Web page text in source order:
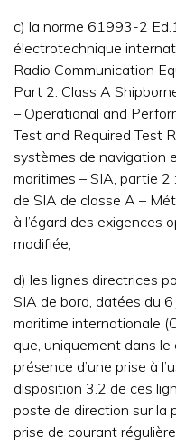
c) la norme 61993-2
électrotechnique
Radio Communication
Part 2: Class A
– Operational and
Test and Required Test
systèmes de navigation
maritimes – SIA, partie
de SIA de classe A –
à l’égard des exigences
modifiée;
d) les lignes directrices
SIA de bord, datées du
maritime internationale
que, uniquement dans
présence d’une prise à
disposition 3.2 de ces
poste de direction sur la
prise de courant